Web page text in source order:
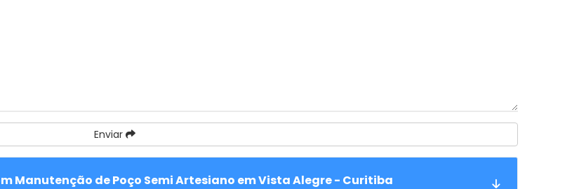
Enviar
Manutenção de Poço Semi Artesiano em Vista Alegre - Curitiba